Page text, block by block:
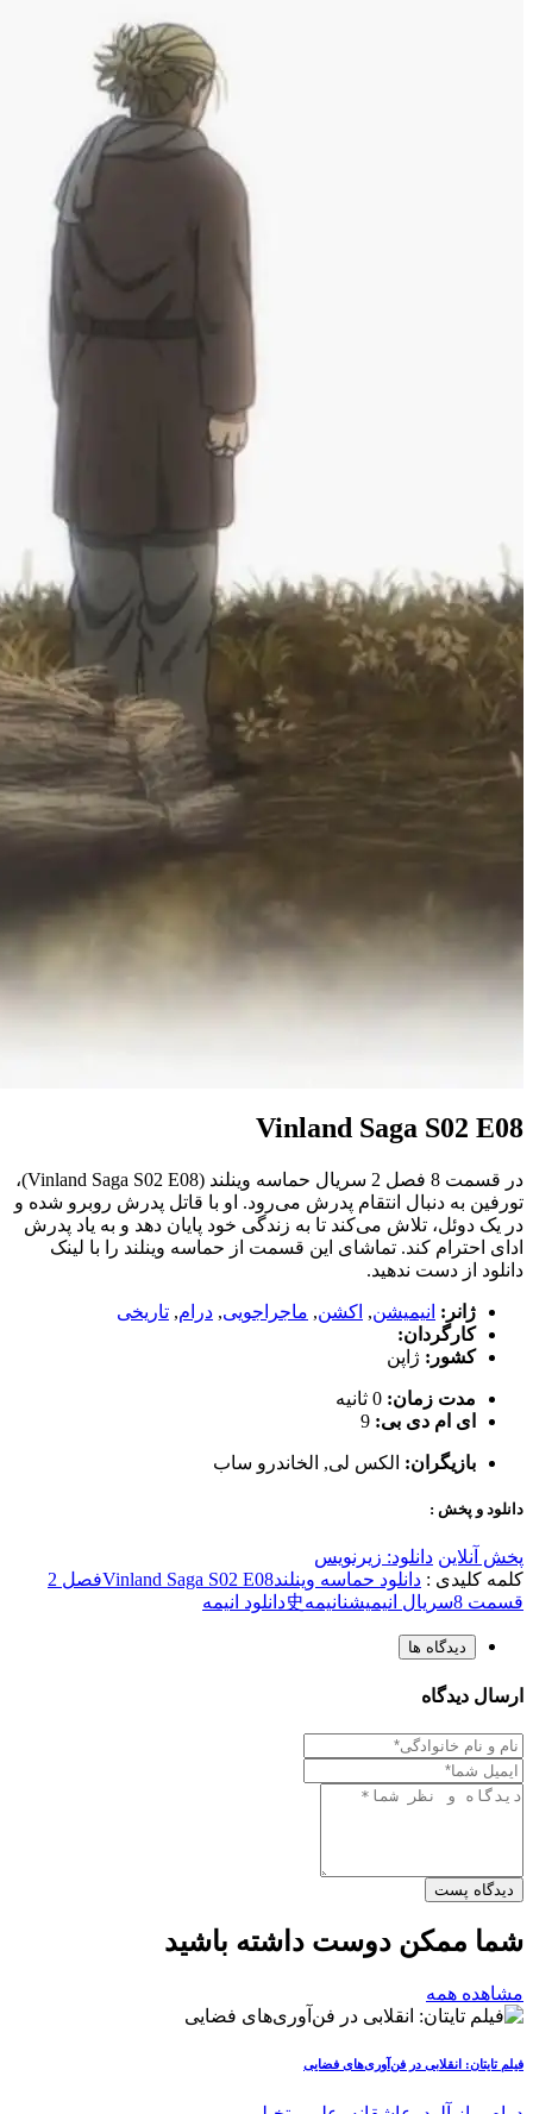
Vinland Saga S02 E08
در قسمت 8 فصل 2 سریال حماسه وینلند (Vinland Saga S02 E08)،
تورفین به دنبال انتقام پدرش می‌رود. او با قاتل پدرش روبرو شده و
در یک دوئل، تلاش می‌کند تا به زندگی خود پایان دهد و به یاد پدرش
ادای احترام کند. تماشای این قسمت از حماسه وینلند را با لینک
دانلود از دست ندهید.
ژانر: انیمیشن, اکشن, ماجراجویی, درام, تاریخی
کارگردان:
کشور: ژاپن
مدت زمان: 0 ثانیه
ای ام دی بی: 9
بازیگران: الکس لی, الخاندرو ساب
دانلود و پخش :
پخش آنلاین دانلود: زیرنویس
کلمه کلیدی : دانلود حماسه وینلندVinland Saga S02 E08
فصل 2
قسمت 8
سریال انیمیشنانیمه史 دانلود انیمه
دیدگاه ها
ارسال دیدگاه
دیدگاه پست
شما ممکن دوست داشته باشید
مشاهده همه
فیلم تایتان: انقلابی در فن‌آوری‌های فضایی